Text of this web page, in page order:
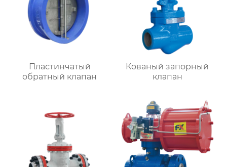
Пластинчатый
обратный клапан
Кованый запорный
клапан